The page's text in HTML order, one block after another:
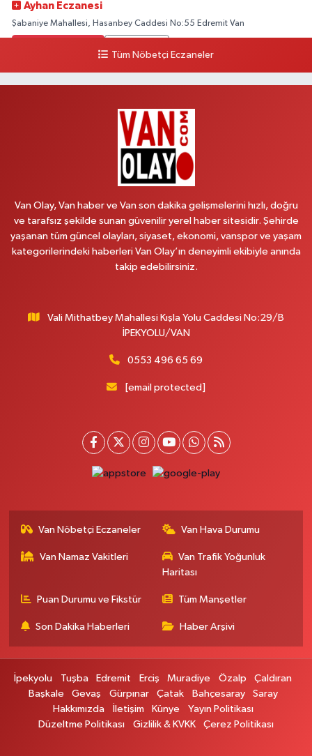
Ayhan Eczanesi
Şabaniye Mahallesi, Hasanbey Caddesi No:55 Edremit Van
Yol Tarifi Al
Vanyolu Mahallesi, Kara Yusuf Bey Caddesi No:99 B Erciş Van
0 (432) 351 02 96 Yol Tarifi Al
Koç Eczanesi
Cumhuriyet Mahallesi, Konak Sokak No:6 Gürpınar Van
Engin Eczanesi
Beyazıt Mahallesi, Zeylan Caddesi No:46 A Erciş Van
Yol Tarifi Al
Muhammed Eczanesi
0 (432) 712 22 87 Yol Tarifi Al
Otogar Eczanesi
Cevdetpaşa Mahallesi, İki Nisan Caddesi No:29 A İpekyolu Van
Selçuk Eczanesi
Cumhuriyet Mahallesi, Atatürk Caddesi No:9 1A Çatak Van
Tüm Nöbetçi Eczaneler
Van Olay, Van haber ve Van son dakika gelişmelerini hızlı, doğru
ve tarafsız şekilde sunan güvenilir yerel haber sitesidir. Şehirde
yaşanan tüm güncel olayları, siyaset, ekonomi, vanspor ve yaşam
kategorilerindeki haberleri Van Olay’ın deneyimli ekibiyle anında
takip edebilirsiniz.
Vali Mithatbey Mahallesi Kışla Yolu Caddesi No:29/B
İPEKYOLU/VAN
0553 496 65 69
[email protected]
Van Nöbetçi Eczaneler Van Hava Durumu
Van Namaz Vakitleri
Van Trafik Yoğunluk
Haritası
Puan Durumu ve Fikstür Tüm Manşetler
Son Dakika Haberleri Haber Arşivi
İpekyolu Tuşba Edremit Erciş Muradiye Özalp
Çaldıran
Başkale
Gevaş Gürpınar Çatak Bahçesaray
Saray
Hakkımızda
İletişim Künye
Yayın Politikası
Düzeltme Politikası
Gizlilik & KVKK Çerez Politikası